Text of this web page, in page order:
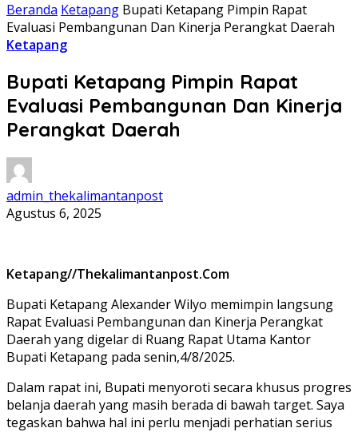
Beranda Ketapang Bupati Ketapang Pimpin Rapat
Evaluasi Pembangunan Dan Kinerja Perangkat Daerah
Ketapang
Bupati Ketapang Pimpin Rapat
Evaluasi Pembangunan Dan Kinerja
Perangkat Daerah
admin_thekalimantanpost
Agustus 6, 2025
Ketapang//Thekalimantanpost.Com
Bupati Ketapang Alexander Wilyo memimpin langsung
Rapat Evaluasi Pembangunan dan Kinerja Perangkat
Daerah yang digelar di Ruang Rapat Utama Kantor
Bupati Ketapang pada senin,4/8/2025.
Dalam rapat ini, Bupati menyoroti secara khusus progres
belanja daerah yang masih berada di bawah target. Saya
tegaskan bahwa hal ini perlu menjadi perhatian serius